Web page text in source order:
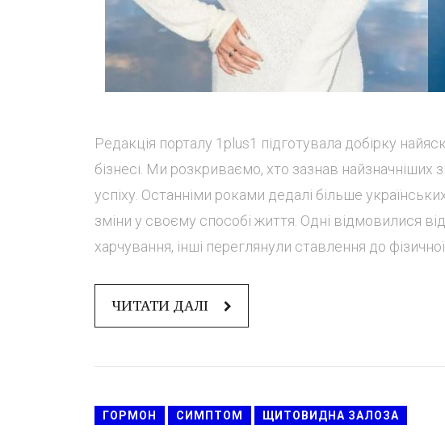
Редакція порталу 1plus1 підготувала добірку
бізнесі. Ми розкриваємо, хто зазнав найзначніших
успіху. Останніми роками дедалі більше
зміни у своєму способі життя. Одні відмовилися
харчування, інші переглянули ставлення до фізичної
ЧИТАТИ ДАЛІ
ГОРМОН СИМПТОМ ЩИТОВИДНА ЗАЛОЗА